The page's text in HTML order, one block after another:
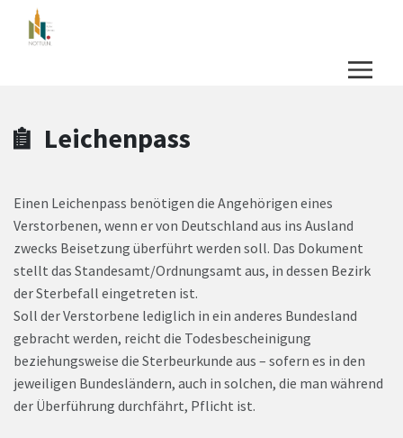
Zum Hauptinhalt springen
Leichenpass
Einen Leichenpass benötigen die Angehörigen eines
Verstorbenen, wenn er von Deutschland aus ins Ausland
zwecks Beisetzung überführt werden soll. Das Dokument
stellt das Standesamt/Ordnungsamt aus, in dessen Bezirk
der Sterbefall eingetreten ist.
Soll der Verstorbene lediglich in ein anderes Bundesland
gebracht werden, reicht die Todesbescheinigung
beziehungsweise die Sterbeurkunde aus – sofern es in den
jeweiligen Bundesländern, auch in solchen, die man während
der Überführung durchfährt, Pflicht ist.